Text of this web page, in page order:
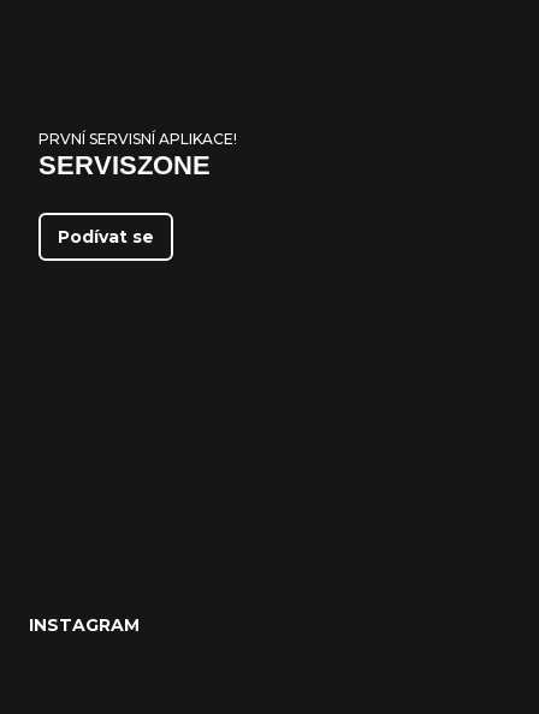
PRVNÍ SERVISNÍ APLIKACE!
SERVISZONE
Podívat se
INSTAGRAM